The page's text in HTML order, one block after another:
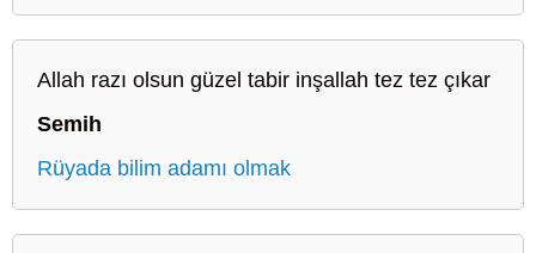
Allah razı olsun güzel tabir inşallah tez tez çıkar
Semih
Rüyada bilim adamı olmak